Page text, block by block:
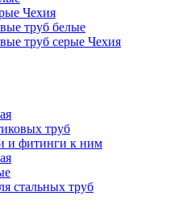
Чехия
труб белые
труб серые Чехия
труб
и фитинги к ним
стальных труб